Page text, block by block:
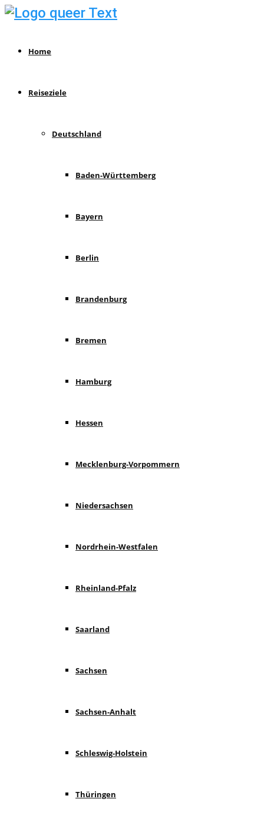
Home
Reiseziele
Deutschland
Baden-Württemberg
Bayern
Berlin
Brandenburg
Bremen
Hamburg
Hessen
Mecklenburg-Vorpommern
Niedersachsen
Nordrhein-Westfalen
Rheinland-Pfalz
Saarland
Sachsen
Sachsen-Anhalt
Schleswig-Holstein
Thüringen